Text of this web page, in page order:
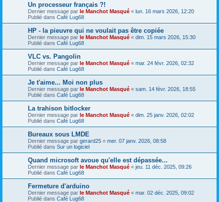
Un processeur français ?!
Dernier message par le Manchot Masqué « lun. 16 mars 2026, 12:20
Publié dans Café Lug68
HP - la pieuvre qui ne voulait pas être copiée
Dernier message par le Manchot Masqué « dim. 15 mars 2026, 15:30
Publié dans Café Lug68
VLC vs. Pangolin
Dernier message par le Manchot Masqué « mar. 24 févr. 2026, 02:32
Publié dans Café Lug68
Je t'aime... Moi non plus
Dernier message par le Manchot Masqué « sam. 14 févr. 2026, 18:55
Publié dans Café Lug68
La trahison bitlocker
Dernier message par le Manchot Masqué « dim. 25 janv. 2026, 02:02
Publié dans Café Lug68
Bureaux sous LMDE
Dernier message par gerard25 « mer. 07 janv. 2026, 08:58
Publié dans Sur un logiciel
Quand microsoft avoue qu'elle est dépassée...
Dernier message par le Manchot Masqué « jeu. 11 déc. 2025, 09:26
Publié dans Café Lug68
Fermeture d'arduino
Dernier message par le Manchot Masqué « mar. 02 déc. 2025, 09:02
Publié dans Café Lug68